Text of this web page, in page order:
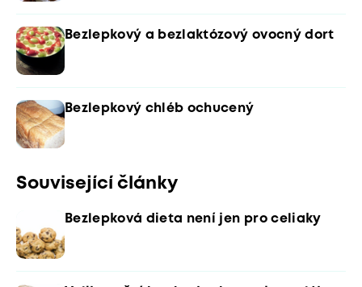
Bezlepkový a bezlaktózový ovocný dort
Bezlepkový chléb ochucený
Související články
Bezlepková dieta není jen pro celiaky